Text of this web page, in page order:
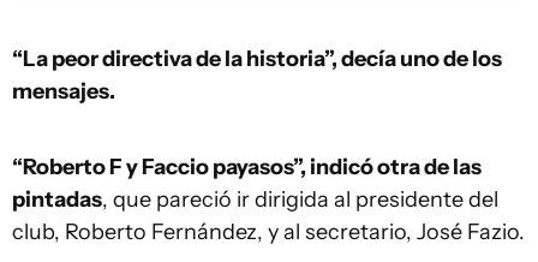
“La peor directiva de la historia”, decía uno de los
mensajes.
“Roberto F y Faccio payasos”, indicó otra de las
pintadas, que pareció ir dirigida al presidente del
club, Roberto Fernández, y al secretario, José Fazio.